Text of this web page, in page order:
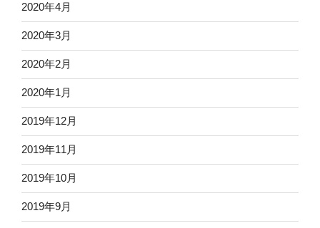
2020年4月
2020年3月
2020年2月
2020年1月
2019年12月
2019年11月
2019年10月
2019年9月